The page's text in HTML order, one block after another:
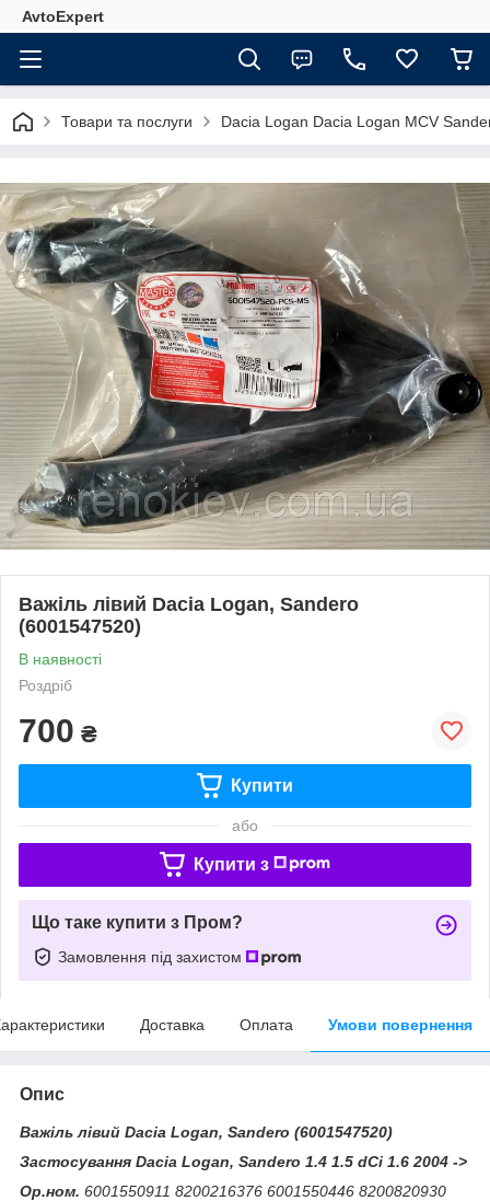
AvtoExpert
Товари та послуги Dacia Logan Dacia Logan MCV
Важіль лівий Dacia Logan, Sandero
(6001547520)
В наявності
Роздріб
700 ₴
Купити
або
Купити з
Що таке купити з Пром?
Замовлення під захистом
Доставка Оплата Умови повернення
Опис
Важіль лівий Dacia Logan, Sandero (6001547520)
Застосування Dacia Logan, Sandero 1.4 1.5 dCi 1.6 2004 ->
Ор.ном. 6001550911 8200216376 6001550446 8200820930